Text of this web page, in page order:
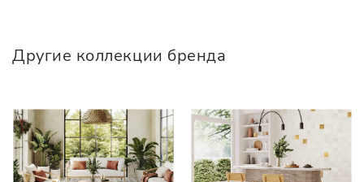
Другие коллекции бренда